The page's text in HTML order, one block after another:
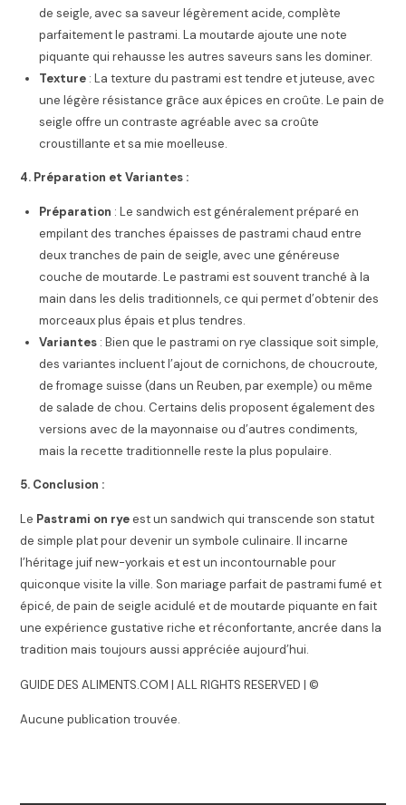
de seigle, avec sa saveur légèrement acide, complète
parfaitement le pastrami. La moutarde ajoute une note
piquante qui rehausse les autres saveurs sans les dominer.
Texture : La texture du pastrami est tendre et juteuse, avec
une légère résistance grâce aux épices en croûte. Le pain de
seigle offre un contraste agréable avec sa croûte
croustillante et sa mie moelleuse.
4. Préparation et Variantes :
Préparation : Le sandwich est généralement préparé en
empilant des tranches épaisses de pastrami chaud entre
deux tranches de pain de seigle, avec une généreuse
couche de moutarde. Le pastrami est souvent tranché à la
main dans les delis traditionnels, ce qui permet d’obtenir des
morceaux plus épais et plus tendres.
Variantes : Bien que le pastrami on rye classique soit simple,
des variantes incluent l’ajout de cornichons, de choucroute,
de fromage suisse (dans un Reuben, par exemple) ou même
de salade de chou. Certains delis proposent également des
versions avec de la mayonnaise ou d’autres condiments,
mais la recette traditionnelle reste la plus populaire.
5. Conclusion :
Le Pastrami on ryeest un sandwich qui transcende son statut
de simple plat pour devenir un symbole culinaire. Il incarne
l’héritage juif new-yorkais et est un incontournable pour
quiconque visite la ville. Son mariage parfait de pastrami fumé et
épicé, de pain de seigle acidulé et de moutarde piquante en fait
une expérience gustative riche et réconfortante, ancrée dans la
tradition mais toujours aussi appréciée aujourd’hui.
GUIDE DES ALIMENTS.COM | ALL RIGHTS RESERVED | ©
Aucune publication trouvée.